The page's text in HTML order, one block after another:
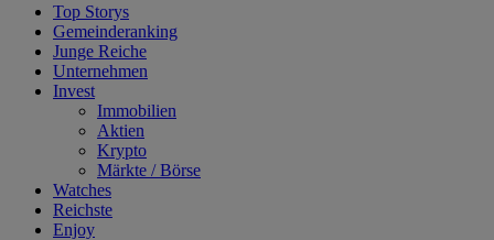
Top Storys
Gemeinderanking
Junge Reiche
Unternehmen
Invest
Immobilien
Aktien
Krypto
Märkte / Börse
Watches
Reichste
Enjoy